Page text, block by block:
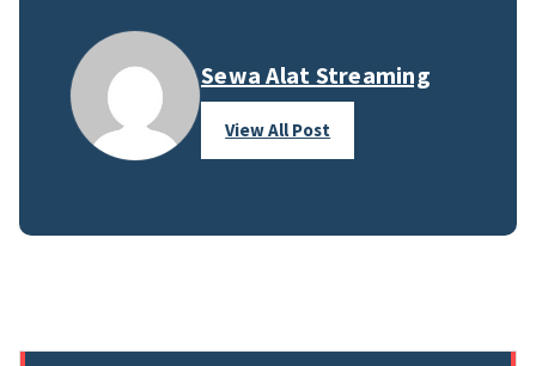
Sewa Alat Streaming
View All Post